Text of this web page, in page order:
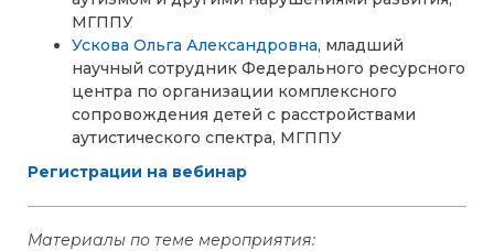
МГППУ
Ускова Ольга Александровна, младший
научный сотрудник Федерального ресурсного
центра по организации комплексного
сопровождения детей с расстройствами
аутистического спектра, МГППУ
Регистрации на вебинар
Материалы по теме мероприятия: